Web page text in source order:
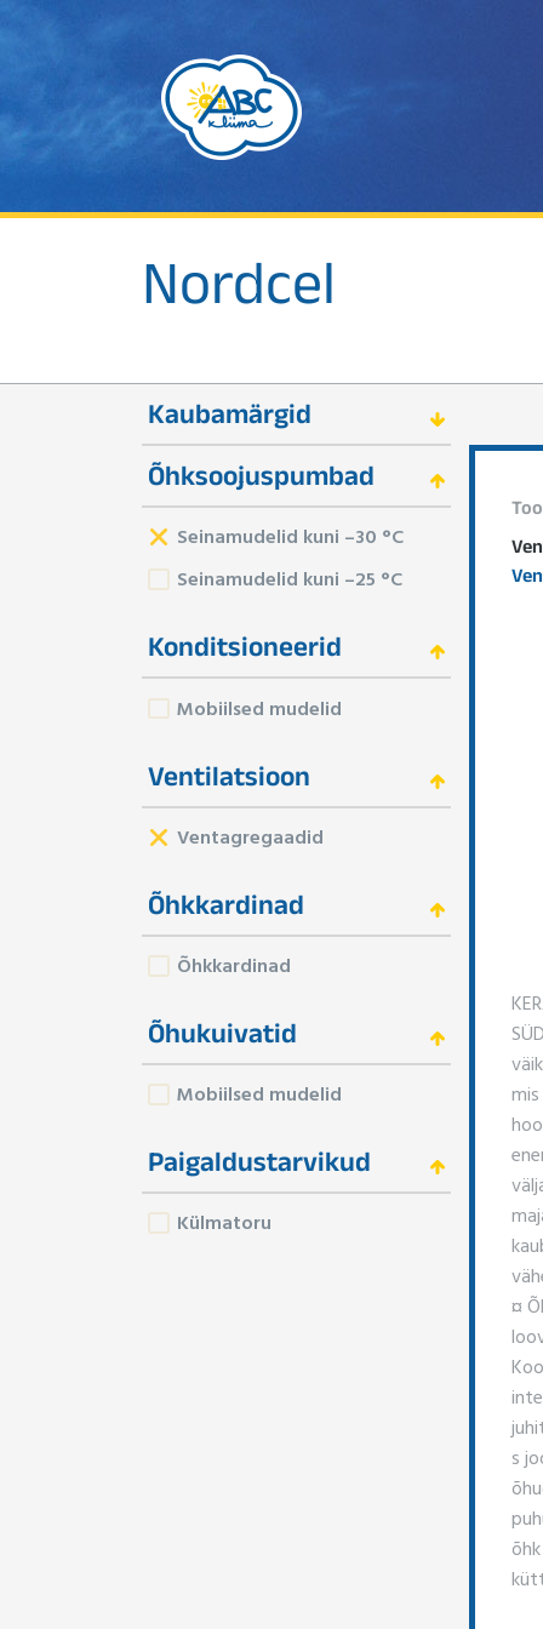
Nordcel
Kaubamärgid
Õhksoojuspumbad
Seinamudelid kuni –30 °C
Seinamudelid kuni –25 °C
Konditsioneerid
Mobiilsed mudelid
Ventilatsioon
Ventagregaadid
Õhkkardinad
Õhkkardinad
Õhukuivatid
Mobiilsed mudelid
Paigaldustarvikud
Külmatoru
¤
s